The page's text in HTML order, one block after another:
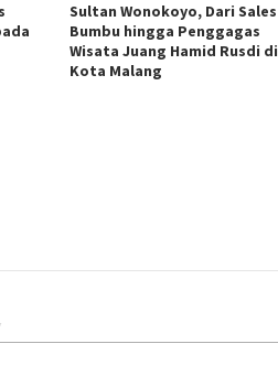
Sultan Wonokoyo, Dari Sales
Bumbu hingga Penggagas
Wisata Juang Hamid Rusdi di
Kota Malang